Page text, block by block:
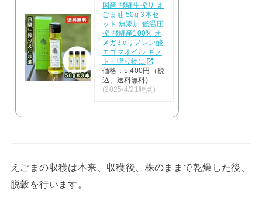
国産 飛騨生搾り え
ごま油 50g 3本セ
ット 無添加 低温圧
搾 飛騨産100% オ
メガ3 αリノレン酸
エゴマオイル ギフ
ト・贈り物に
価格：5,400円（税
込、送料無料)
(2025/4/21時点)
えごまの収穫は本来、収穫後、株のままで乾燥した後、
脱穀を行います。